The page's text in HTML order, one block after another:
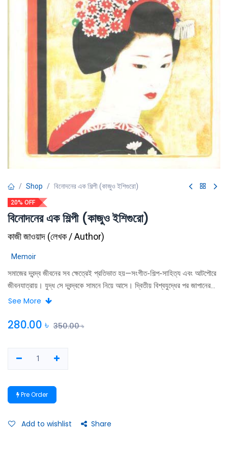
Shop বিনোদনের এক শিল্পী (কাজুও ইশিগুরো)
20% OFF
বিনোদনের এক শিল্পী (কাজুও ইশিগুরো)
কাজী জাওয়াদ (লেখক / Author)
Memoir
সমাজের দ্বন্দ্ব জীবনের সব ক্ষেত্রেই প্রতিভাত হয়—সংগীত-শিল্প-সাহিত্য এবং আটপৌরে
জীবনযাত্রায়। যুদ্ধ সে দ্বন্দ্বকে সামনে নিয়ে আসে। দ্বিতীয় বিশ্বযুদ্ধের পর জাপানের
সমাজে ঠিক এমনটাই ঘটেছিল । বিনােদনের এক শিল্পী বা অ্যান আর্টিস্ট অব দা ফ্লোটিং
দেখা দিয়েছিল। জাপান ও বাংলাদেশের সমাজ এখানে এক এবং যেহেতু মানুষ মানুষই।
See More
280.00 ৳ 350.00৳
Pre Order
Add to wishlist Share